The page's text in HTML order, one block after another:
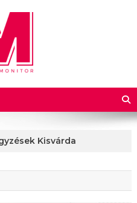
Kisvárda